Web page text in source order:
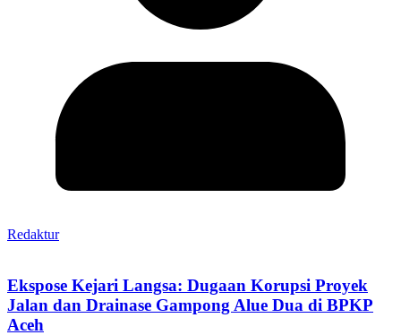
Redaktur
Ekspose Kejari Langsa: Dugaan Korupsi Proyek
Jalan dan Drainase Gampong Alue Dua di BPKP
Aceh